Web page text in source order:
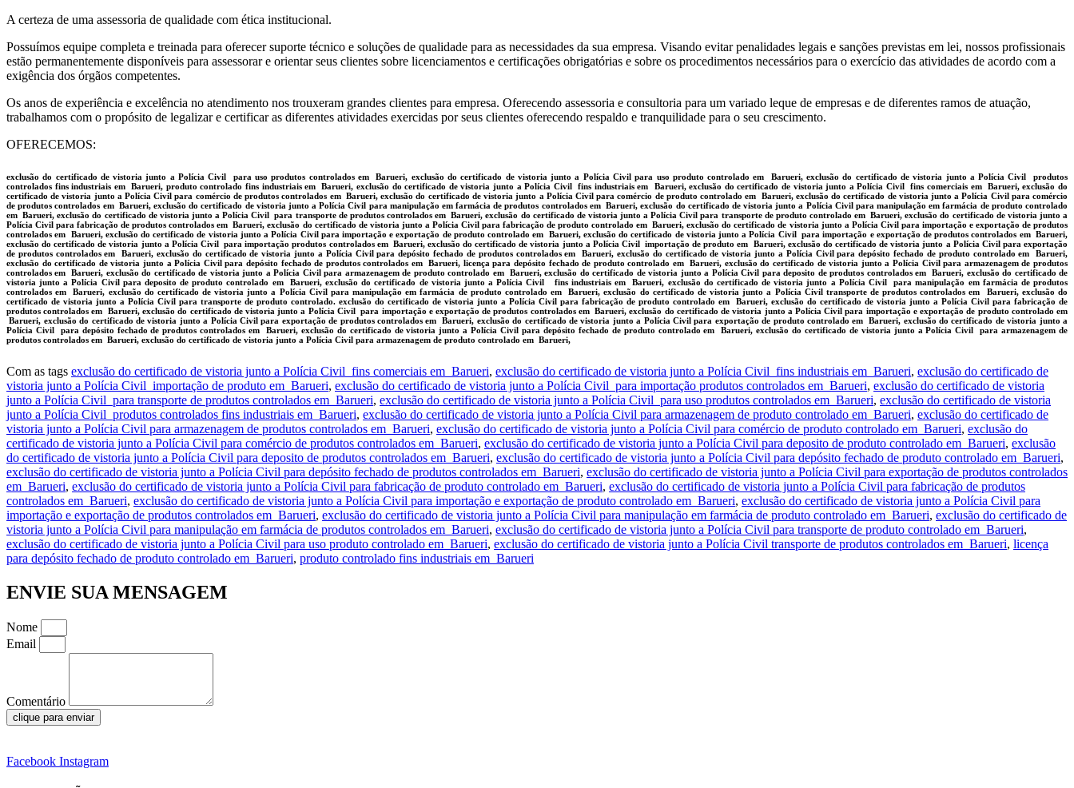
A certeza de uma assessoria de qualidade com ética institucional.
Possuímos equipe completa e treinada para oferecer suporte técnico e soluções de qualidade para as necessidades da sua empresa. Visando evitar penalidades legais e sanções previstas em lei, nossos profissionais
estão permanentemente disponíveis para assessorar e orientar seus clientes sobre licenciamentos e certificações obrigatórias e sobre os procedimentos necessários para o exercício das atividades de acordo com a
exigência dos órgãos competentes.
Os anos de experiência e excelência no atendimento nos trouxeram grandes clientes para empresa. Oferecendo assessoria e consultoria para um variado leque de empresas e de diferentes ramos de atuação,
trabalhamos com o propósito de legalizar e certificar as diferentes atividades exercidas por seus clientes oferecendo respaldo e tranquilidade para o seu crescimento.
OFERECEMOS:
exclusão do certificado de vistoria junto a Polícia Civil para uso produtos controlados em Barueri, exclusão do certificado de vistoria junto a Polícia Civil para uso produto controlado em Barueri, exclusão do certificado de vistoria junto a Polícia Civil produtos
controlados fins industriais em Barueri, produto controlado fins industriais em Barueri, exclusão do certificado de vistoria junto a Polícia Civil fins industriais em Barueri, exclusão do certificado de vistoria junto a Polícia Civil fins comerciais em Barueri, exclusão do
certificado de vistoria junto a Polícia Civil para comércio de produtos controlados em Barueri, exclusão do certificado de vistoria junto a Polícia Civil para comércio de produto controlado em Barueri, exclusão do certificado de vistoria junto a Polícia Civil para comércio
de produtos controlados em Barueri, exclusão do certificado de vistoria junto a Polícia Civil para manipulação em farmácia de produtos controlados em Barueri, exclusão do certificado de vistoria junto a Polícia Civil para manipulação em farmácia de produto controlado
em Barueri, exclusão do certificado de vistoria junto a Polícia Civil para transporte de produtos controlados em Barueri, exclusão do certificado de vistoria junto a Polícia Civil para transporte de produto controlado em Barueri, exclusão do certificado de vistoria junto a
Polícia Civil para fabricação de produtos controlados em Barueri, exclusão do certificado de vistoria junto a Polícia Civil para fabricação de produto controlado em Barueri, exclusão do certificado de vistoria junto a Polícia Civil para importação e exportação de produtos
controlados em Barueri, exclusão do certificado de vistoria junto a Polícia Civil para importação e exportação de produto controlado em Barueri, exclusão do certificado de vistoria junto a Polícia Civil para importação e exportação de produtos controlados em Barueri,
exclusão do certificado de vistoria junto a Polícia Civil para importação produtos controlados em Barueri, exclusão do certificado de vistoria junto a Polícia Civil importação de produto em Barueri, exclusão do certificado de vistoria junto a Polícia Civil para exportação
de produtos controlados em Barueri, exclusão do certificado de vistoria junto a Polícia Civil para depósito fechado de produtos controlados em Barueri, exclusão do certificado de vistoria junto a Polícia Civil para depósito fechado de produto controlado em Barueri,
exclusão do certificado de vistoria junto a Polícia Civil para depósito fechado de produtos controlados em Barueri, licença para depósito fechado de produto controlado em Barueri, exclusão do certificado de vistoria junto a Polícia Civil para armazenagem de produtos
controlados em Barueri, exclusão do certificado de vistoria junto a Polícia Civil para armazenagem de produto controlado em Barueri, exclusão do certificado de vistoria junto a Polícia Civil para deposito de produtos controlados em Barueri, exclusão do certificado de
vistoria junto a Polícia Civil para deposito de produto controlado em Barueri, exclusão do certificado de vistoria junto a Polícia Civil fins industriais em Barueri, exclusão do certificado de vistoria junto a Polícia Civil para manipulação em farmácia de produtos
controlados em Barueri, exclusão do certificado de vistoria junto a Polícia Civil para manipulação em farmácia de produto controlado em Barueri, exclusão do certificado de vistoria junto a Polícia Civil transporte de produtos controlados em Barueri, exclusão do
certificado de vistoria junto a Polícia Civil para transporte de produto controlado. exclusão do certificado de vistoria junto a Polícia Civil para fabricação de produto controlado em Barueri, exclusão do certificado de vistoria junto a Polícia Civil para fabricação de
produtos controlados em Barueri, exclusão do certificado de vistoria junto a Polícia Civil para importação e exportação de produtos controlados em Barueri, exclusão do certificado de vistoria junto a Polícia Civil para importação e exportação de produto controlado em
Barueri, exclusão do certificado de vistoria junto a Polícia Civil para exportação de produtos controlados em Barueri, exclusão do certificado de vistoria junto a Polícia Civil para exportação de produto controlado em Barueri, exclusão do certificado de vistoria junto a
Polícia Civil para depósito fechado de produtos controlados em Barueri, exclusão do certificado de vistoria junto a Polícia Civil para depósito fechado de produto controlado em Barueri, exclusão do certificado de vistoria junto a Polícia Civil para armazenagem de
produtos controlados em Barueri, exclusão do certificado de vistoria junto a Polícia Civil para armazenagem de produto controlado em Barueri,
Com as tags exclusão do certificado de vistoria junto a Polícia Civil fins comerciais em Barueri, exclusão do certificado de vistoria junto a Polícia Civil fins industriais em Barueri, exclusão do certificado de
vistoria junto a Polícia Civil importação de produto em Barueri, exclusão do certificado de vistoria junto a Polícia Civil para importação produtos controlados em Barueri, exclusão do certificado de vistoria
junto a Polícia Civil para transporte de produtos controlados em Barueri, exclusão do certificado de vistoria junto a Polícia Civil para uso produtos controlados em Barueri, exclusão do certificado de vistoria
junto a Polícia Civil produtos controlados fins industriais em Barueri, exclusão do certificado de vistoria junto a Polícia Civil para armazenagem de produto controlado em Barueri, exclusão do certificado de
vistoria junto a Polícia Civil para armazenagem de produtos controlados em Barueri, exclusão do certificado de vistoria junto a Polícia Civil para comércio de produto controlado em Barueri, exclusão do
certificado de vistoria junto a Polícia Civil para comércio de produtos controlados em Barueri, exclusão do certificado de vistoria junto a Polícia Civil para deposito de produto controlado em Barueri, exclusão
do certificado de vistoria junto a Polícia Civil para deposito de produtos controlados em Barueri, exclusão do certificado de vistoria junto a Polícia Civil para depósito fechado de produto controlado em Barueri,
exclusão do certificado de vistoria junto a Polícia Civil para depósito fechado de produtos controlados em Barueri, exclusão do certificado de vistoria junto a Polícia Civil para exportação de produtos controlados
em Barueri, exclusão do certificado de vistoria junto a Polícia Civil para fabricação de produto controlado em Barueri, exclusão do certificado de vistoria junto a Polícia Civil para fabricação de produtos
controlados em Barueri, exclusão do certificado de vistoria junto a Polícia Civil para importação e exportação de produto controlado em Barueri, exclusão do certificado de vistoria junto a Polícia Civil para
importação e exportação de produtos controlados em Barueri, exclusão do certificado de vistoria junto a Polícia Civil para manipulação em farmácia de produto controlado em Barueri, exclusão do certificado de
vistoria junto a Polícia Civil para manipulação em farmácia de produtos controlados em Barueri, exclusão do certificado de vistoria junto a Polícia Civil para transporte de produto controlado em Barueri,
exclusão do certificado de vistoria junto a Polícia Civil para uso produto controlado em Barueri, exclusão do certificado de vistoria junto a Polícia Civil transporte de produtos controlados em Barueri, licença
para depósito fechado de produto controlado em Barueri, produto controlado fins industriais em Barueri
ENVIE SUA MENSAGEM
Nome
Email
Comentário
clique para enviar
Facebook Instagram